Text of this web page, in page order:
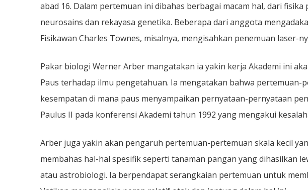
abad 16. Dalam pertemuan ini dibahas berbagai macam hal, dari
neurosains dan rekayasa genetika. Beberapa dari anggota
Fisikawan Charles Townes, misalnya, mengisahkan penemuan laser-
Pakar biologi Werner Arber mangatakan ia yakin kerja Akademi ini
Paus terhadap ilmu pengetahuan. Ia mengatakan bahwa pertemuan-
kesempatan di mana paus menyampaikan pernyataan-pernyataan
Paulus II pada konferensi Akademi tahun 1992 yang mengakui
Arber juga yakin akan pengaruh pertemuan-pertemuan skala kecil
membahas hal-hal spesifik seperti tanaman pangan yang dihasilkan
atau astrobiologi. Ia berpendapat serangkaian pertemuan untuk